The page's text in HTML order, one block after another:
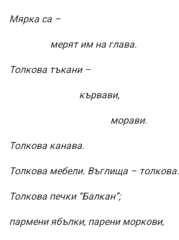
Мярка са –
мерят им на глава.
Толкова тъкани –
кървави,
морави.
Толкова канава.
Толкова мебели. Въглища – толкова.
Толкова печки “Балкан”;
пармени ябълки, парени моркови,